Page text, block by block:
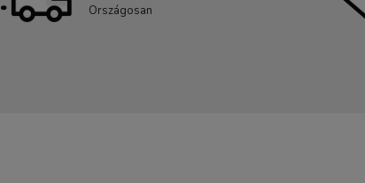
Országosan